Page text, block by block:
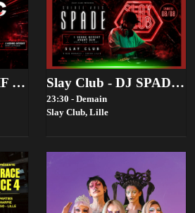
Slay Club : DJ SAIF 07/08 Slay Club - DJ SPADE 08/08
23:30 - Demain
Slay Club, Lille